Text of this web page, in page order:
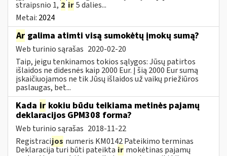
straipsnio 1, 2 ir5 dalies...
Metai: 2024
Ar galima atimti visą sumokėtų įmokų sumą?
Web turinio sąrašas 2020-02-20
Taip, jeigu tenkinamos tokios sąlygos: Jūsų patirtos
išlaidos ne didesnės kaip 2000 Eur. Į šią 2000 Eur sumą
įskaičiuojamos ne tik Jūsų išlaidos už vaikų priežiūros
paslaugas, bet...
Kada ir kokiu būdu teikiama metinės pajamų
deklaracijos GPM308 forma?
Web turinio sąrašas 2018-11-22
Registracijos numeris KM0142 Pateikimo terminas
Deklaracija turi būti pateikta ir mokėtinas pajamų